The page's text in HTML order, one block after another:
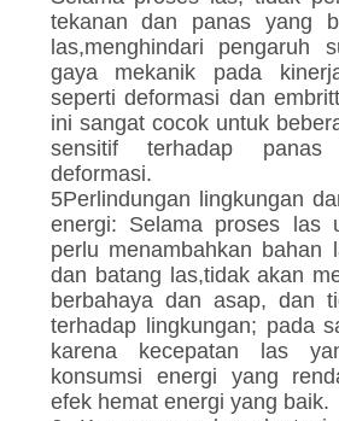
tekanan dan panas yang
las,menghindari pengaruh
gaya mekanik pada
seperti deformasi dan
ini sangat cocok untuk
sensitif terhadap
deformasi.
5Perlindungan lingkungan
energi: Selama proses las
perlu menambahkan bahan
dan batang las,tidak akan
berbahaya dan asap, dan
terhadap lingkungan; pada
karena kecepatan las
konsumsi energi yang
efek hemat energi yang baik.